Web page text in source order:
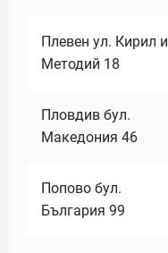
Плевен ул. Кирил и
Методий 18
Пловдив бул.
Македония 46
Попово бул.
България 99